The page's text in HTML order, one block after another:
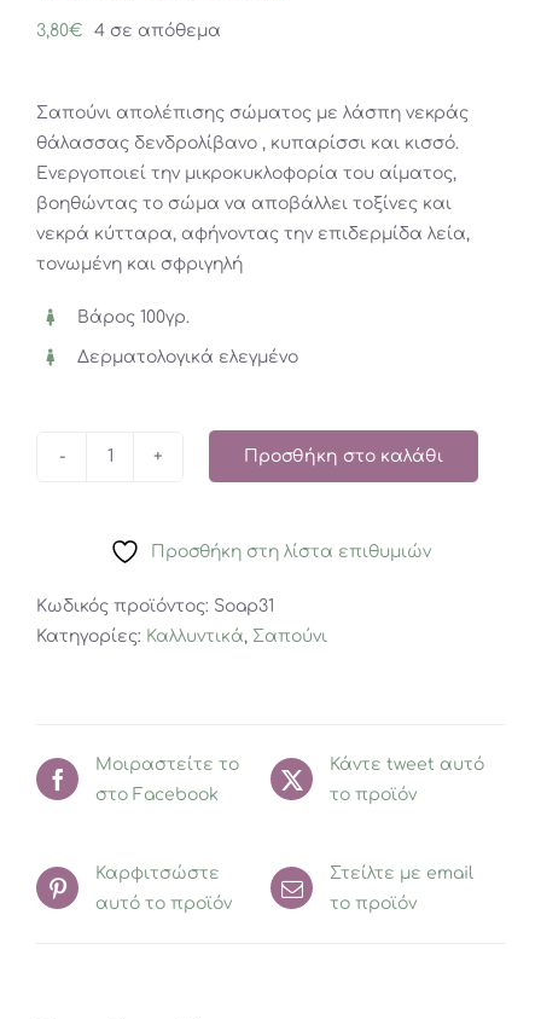
3,80€ 4 σε απόθεμα
Σαπούνι απολέπισης σώματος με λάσπη νεκράς
θάλασσας δενδρολίβανο , κυπαρίσσι και κισσό.
Ενεργοποιεί την μικροκυκλοφορία του αίματος,
βοηθώντας το σώμα να αποβάλλει τοξίνες και
νεκρά κύτταρα, αφήνοντας την επιδερμίδα λεία,
τονωμένη και σφριγηλή
Βάρος 100γρ.
Δερματολογικά ελεγμένο
με
Λάσπη
Προσθήκη στο καλάθι
Προσθήκη στη λίστα επιθυμιών
Κωδικός προϊόντος: Soap31
Κατηγορίες: Καλλυντικά, Σαπούνι
Μοιραστείτε το
στο Facebook
Κάντε tweet αυτό
το προϊόν
Καρφιτσώστε
αυτό το προϊόν
Στείλτε με email
το προϊόν